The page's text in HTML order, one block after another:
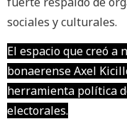
sociales y culturales.
El espacio que creó
bonaerense Axel
herramienta política
electorales.